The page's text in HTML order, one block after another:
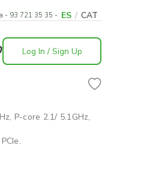
- 93 721 35 35 - ES / CAT
Log In / Sign Up
P-core 2.1/ 5.1GHz,